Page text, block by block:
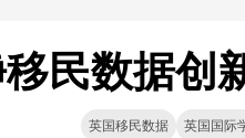
民数据创
英国移民数据 英国国际